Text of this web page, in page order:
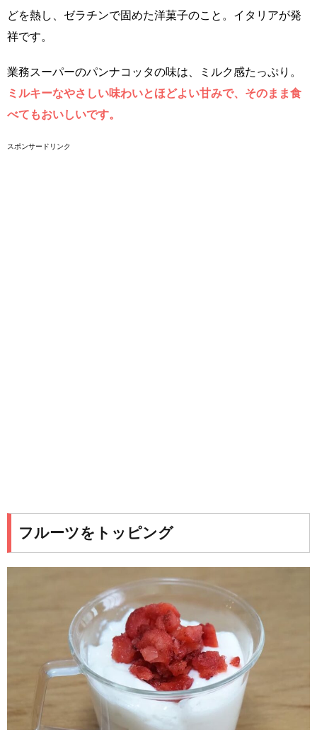
どを熱し、ゼラチンで固めた洋菓子のこと。イタリアが発
祥です。
業務スーパーのパンナコッタの味は、ミルク感たっぷり。
ミルキーなやさしい味わいとほどよい甘みで、そのまま食
べてもおいしいです。
スポンサードリンク
フルーツをトッピング